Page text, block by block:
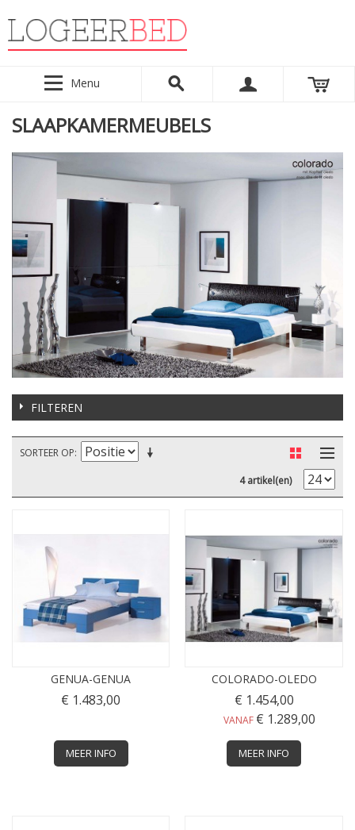
Menu
SLAAPKAMERMEUBELS
FILTEREN
SORTEER OP
4 artikel(en)
GENUA-GENUA
€ 1.483,00
MEER INFO
COLORADO-OLEDO
€ 1.454,00
VANAF € 1.289,00
MEER INFO